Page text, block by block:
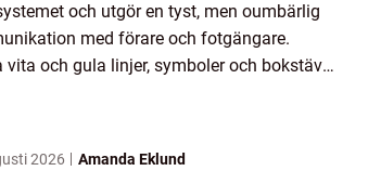
och utgör en tyst, men oumbärlig
med förare och fotgängare.
vita och gula linjer, symboler och bokstäver
2026 Amanda Eklund